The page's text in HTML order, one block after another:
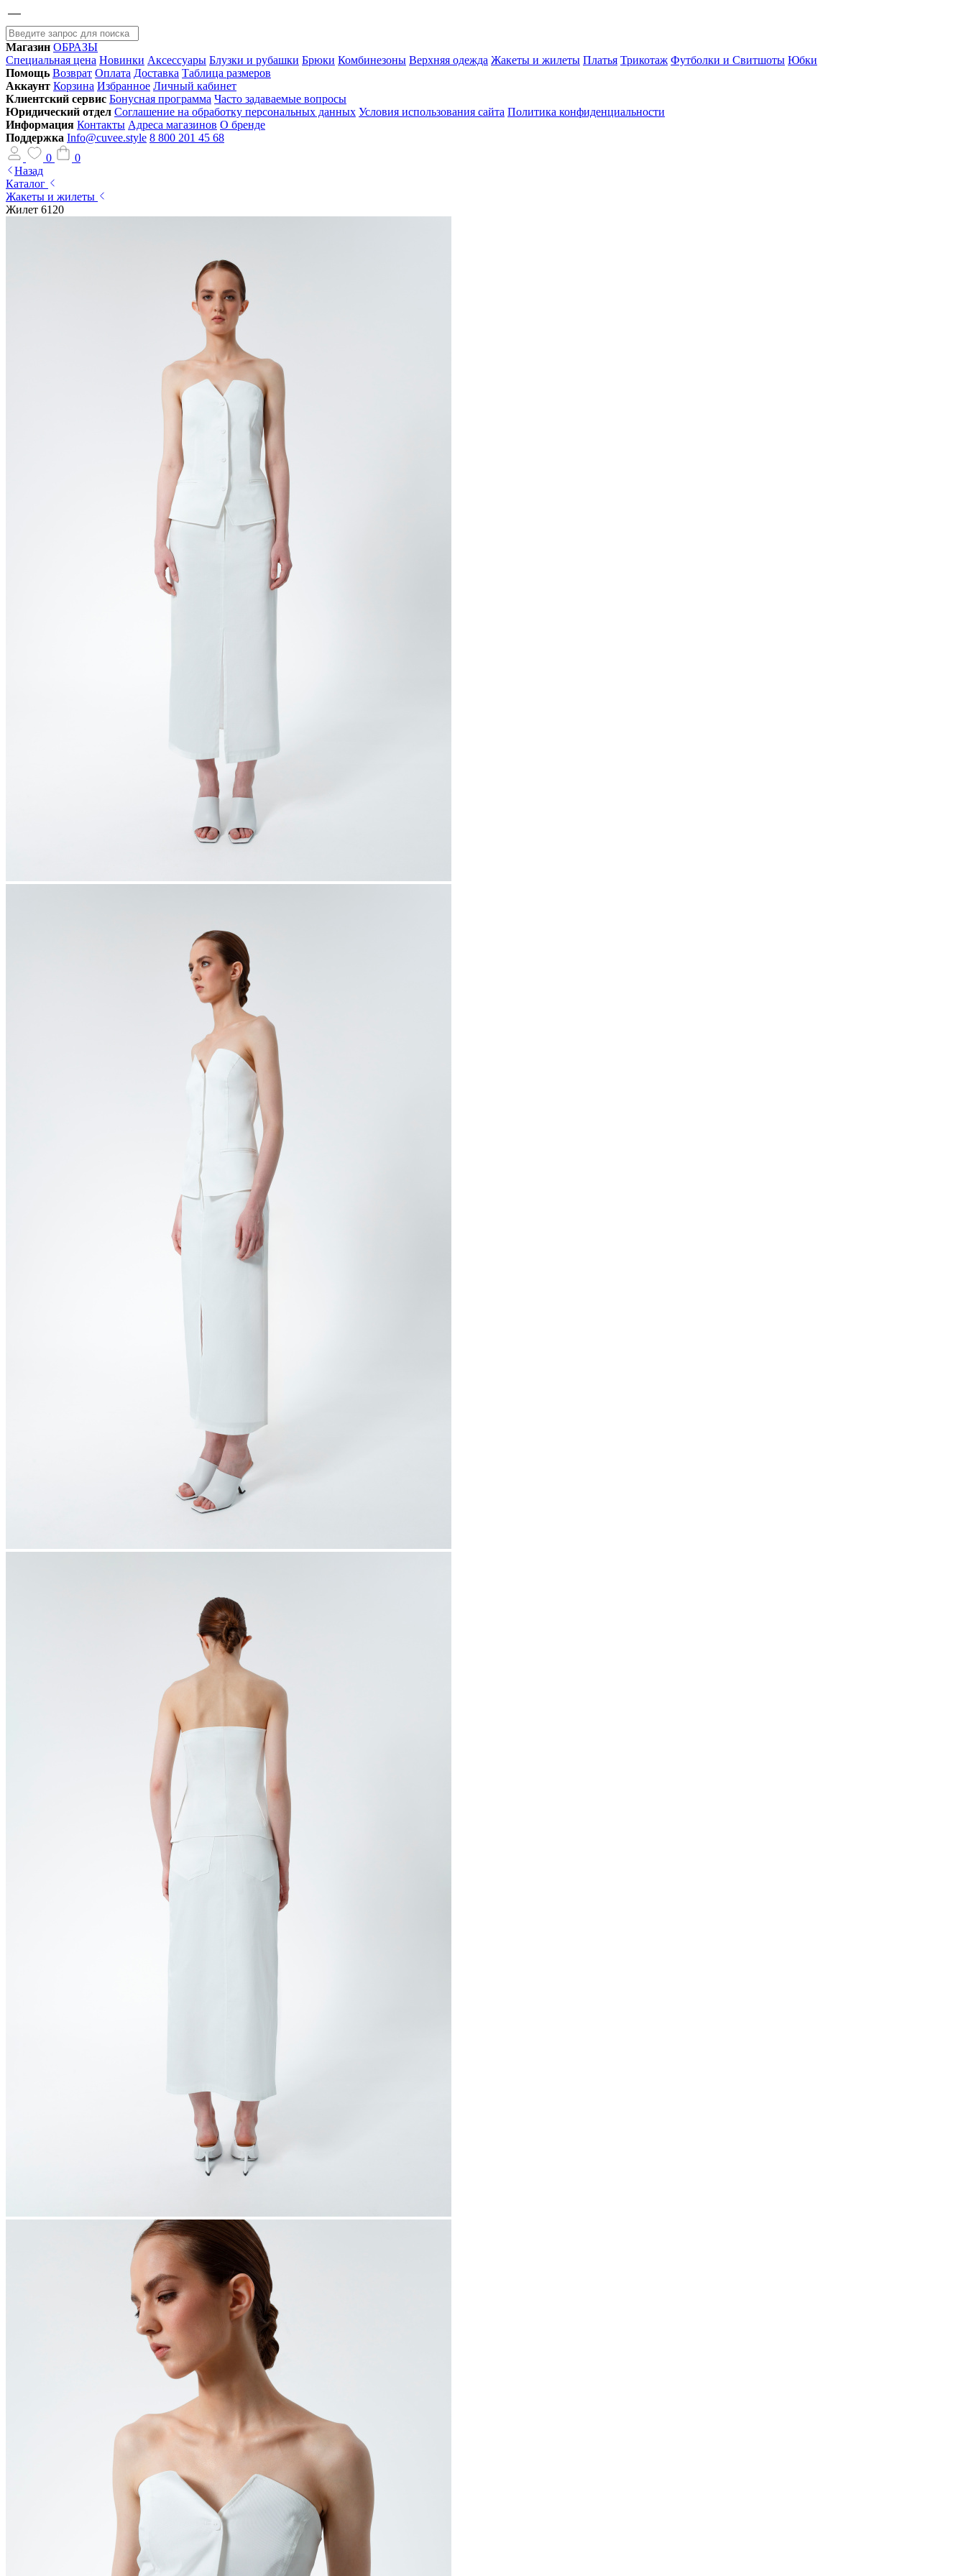
Магазин ОБРАЗЫ
Специальная цена Новинки Аксессуары Блузки и рубашки Брюки Комбинезоны Верхняя одежда Жакеты и жилеты Платья Трикотаж Футболки и Свитшоты Юбки
Помощь Возврат Оплата Доставка Таблица размеров
Аккаунт Корзина Избранное Личный кабинет
Клиентский сервис Бонусная программа Часто задаваемые вопросы
Юридический отдел Соглашение на обработку персональных данных Условия использования сайта Политика конфиденциальности
Информация Контакты Адреса магазинов О бренде
Поддержка Info@cuvee.style 8 800 201 45 68
0
0
Назад
Каталог
Жакеты и жилеты
Жилет 6120